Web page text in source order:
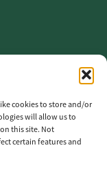
cookies to store and/or
will allow us to
this site. Not
certain features and